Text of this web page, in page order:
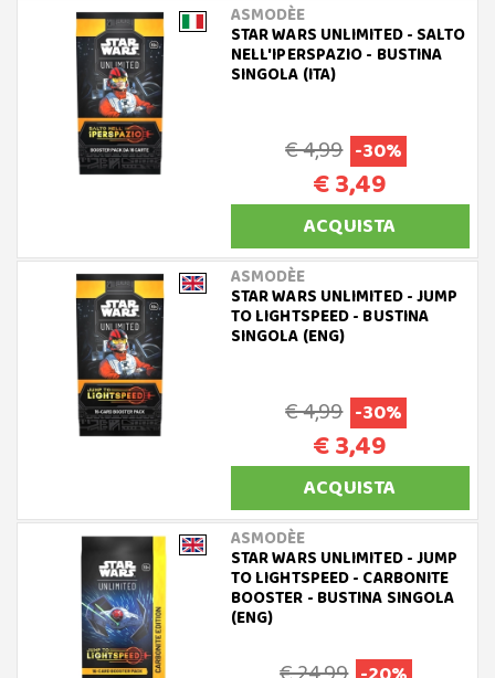
ASMODÈE
STAR WARS UNLIMITED - SALTO
NELL'IPERSPAZIO - BUSTINA
SINGOLA (ITA)
€ 4,99 -30%
€ 3,49
ACQUISTA
ASMODÈE
STAR WARS UNLIMITED - JUMP
TO LIGHTSPEED - BUSTINA
SINGOLA (ENG)
€ 4,99 -30%
€ 3,49
ACQUISTA
ASMODÈE
STAR WARS UNLIMITED - JUMP
TO LIGHTSPEED - CARBONITE
BOOSTER - BUSTINA SINGOLA
(ENG)